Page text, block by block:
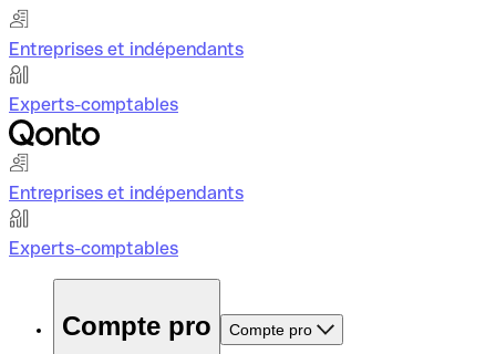
Entreprises et indépendants
Experts-comptables
Entreprises et indépendants
Experts-comptables
Compte pro Compte pro